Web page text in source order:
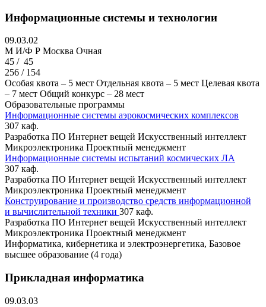
Информационные системы и технологии
09.03.02
M И/Ф Р Москва Очная
45 / 45
256 / 154
Особая квота – 5 мест Отдельная квота – 5 мест Целевая квота
– 7 мест Общий конкурс – 28 мест
Образовательные программы
Информационные системы аэрокосмических комплексов
307 каф.
Разработка ПО Интернет вещей Искусственный интеллект
Микроэлектроника Проектный менеджмент
Информационные системы испытаний космических ЛА
307 каф.
Разработка ПО Интернет вещей Искусственный интеллект
Микроэлектроника Проектный менеджмент
Конструирование и производство средств информационной
и вычислительной техники 307 каф.
Разработка ПО Интернет вещей Искусственный интеллект
Микроэлектроника Проектный менеджмент
Информатика, кибернетика и электроэнергетика, Базовое
высшее образование (4 года)
Прикладная информатика
09.03.03